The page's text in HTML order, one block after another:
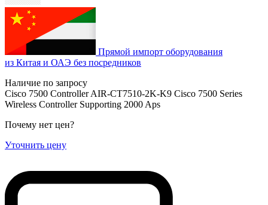
Прямой импорт оборудования
из Китая и ОАЭ без посредников
Наличие по запросу
Cisco 7500 Controller AIR-CT7510-2K-K9 Cisco 7500 Series
Wireless Controller Supporting 2000 Aps
Почему нет цен?
Уточнить цену